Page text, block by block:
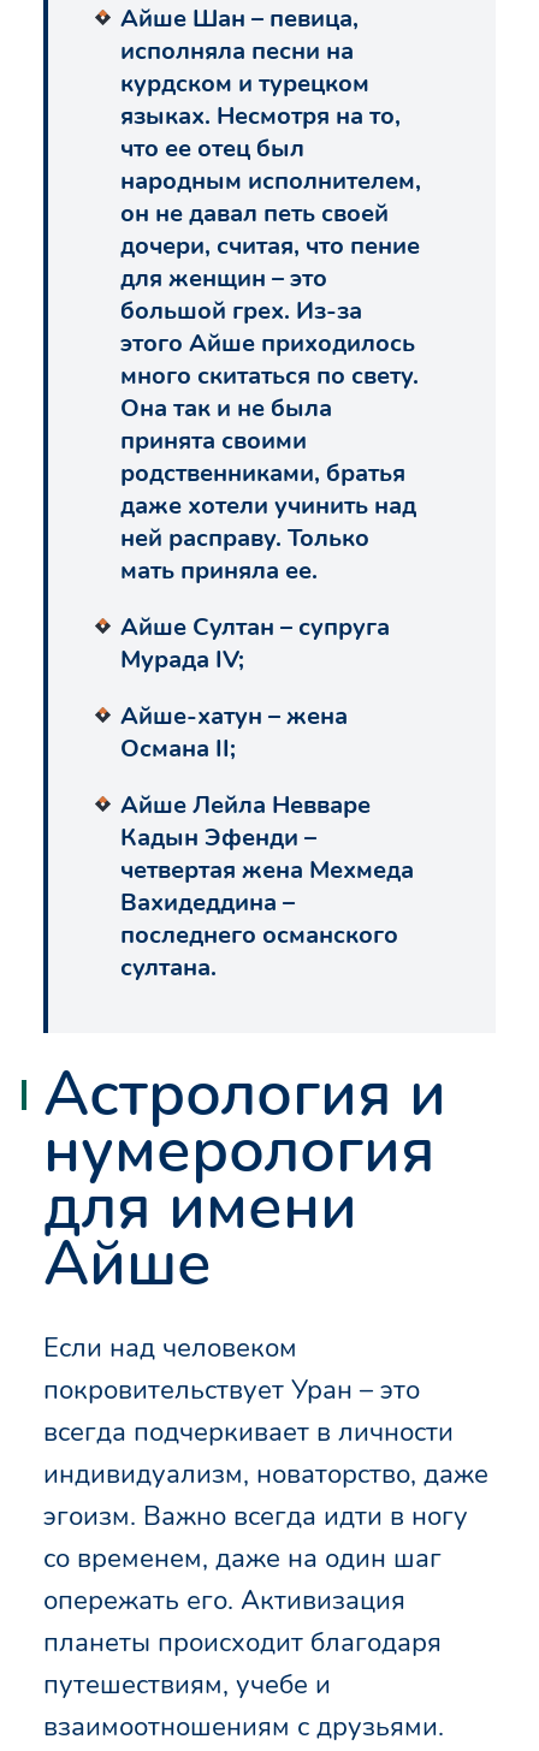
Айше Шан – певица,
исполняла песни на
курдском и турецком
языках. Несмотря на то,
что ее отец был
народным исполнителем,
он не давал петь своей
дочери, считая, что пение
для женщин – это
большой грех. Из-за
этого Айше приходилось
много скитаться по свету.
Она так и не была
принята своими
родственниками, братья
даже хотели учинить над
ней расправу. Только
мать приняла ее.
Айше Султан – супруга
Мурада IV;
Айше-хатун – жена
Османа II;
Айше Лейла Невваре
Кадын Эфенди –
четвертая жена Мехмеда
Вахидеддина –
последнего османского
султана.
Астрология и
нумерология
для имени
Айше
Если над человеком
покровительствует Уран – это
всегда подчеркивает в личности
индивидуализм, новаторство, даже
эгоизм. Важно всегда идти в ногу
со временем, даже на один шаг
опережать его. Активизация
планеты происходит благодаря
путешествиям, учебе и
взаимоотношениям с друзьями.